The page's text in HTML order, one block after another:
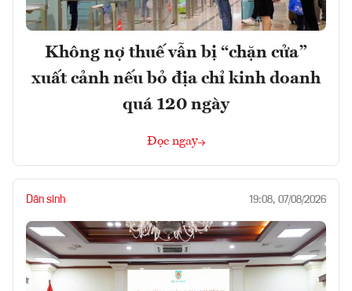
Không nợ thuế vẫn bị “chặn cửa”
xuất cảnh nếu bỏ địa chỉ kinh doanh
quá 120 ngày
Đọc ngay
Dân sinh 19:08, 07/08/2026